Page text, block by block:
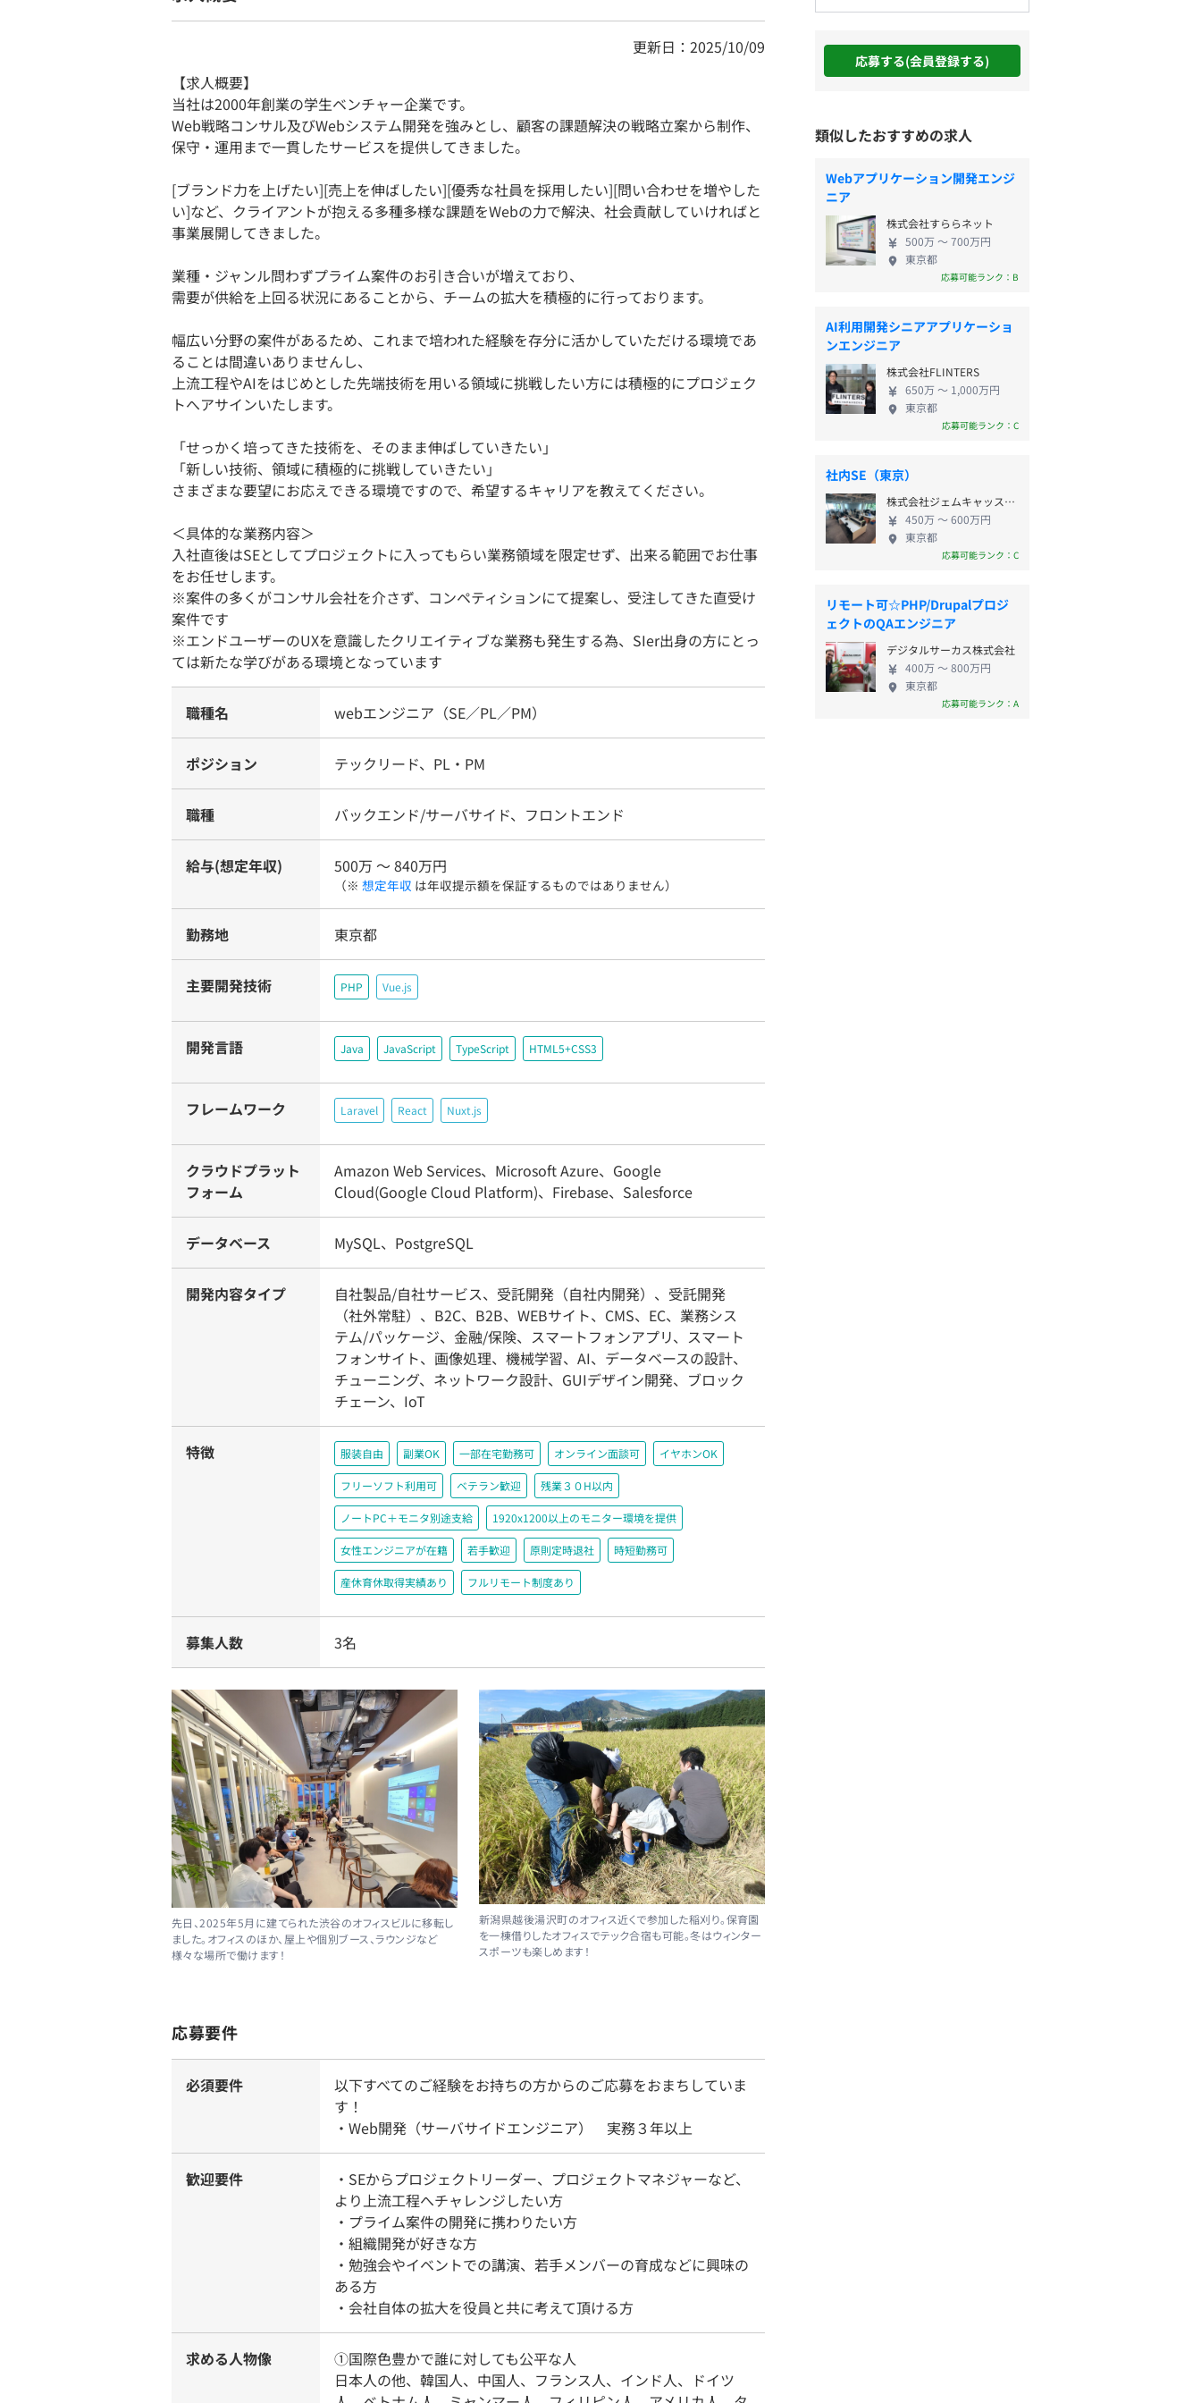
更新日：2025/10/09
【求人概要】
当社は2000年創業の学生ベンチャー企業です。
Web戦略コンサル及びWebシステム開発を強みとし、顧客の課題解決の戦略立案から制作、
保守・運用まで一貫したサービスを提供してきました。
[ブランド力を上げたい][売上を伸ばしたい][優秀な社員を採用したい][問い合わせを増やした
い]など、クライアントが抱える多種多様な課題をWebの力で解決、社会貢献していければと
事業展開してきました。
業種・ジャンル問わずプライム案件のお引き合いが増えており、
需要が供給を上回る状況にあることから、チームの拡大を積極的に行っております。
幅広い分野の案件があるため、これまで培われた経験を存分に活かしていただける環境であ
ることは間違いありませんし、
上流工程やAIをはじめとした先端技術を用いる領域に挑戦したい方には積極的にプロジェク
トへアサインいたします。
「せっかく培ってきた技術を、そのまま伸ばしていきたい」
「新しい技術、領域に積極的に挑戦していきたい」
さまざまな要望にお応えできる環境ですので、希望するキャリアを教えてください。
＜具体的な業務内容＞
入社直後はSEとしてプロジェクトに入ってもらい業務領域を限定せず、出来る範囲でお仕事
をお任せします。
※案件の多くがコンサル会社を介さず、コンペティションにて提案し、受注してきた直受け
案件です
※エンドユーザーのUXを意識したクリエイティブな業務も発生する為、SIer出身の方にとっ
ては新たな学びがある環境となっています
職種名 webエンジニア（SE／PL／PM）
ポジション テックリード、PL・PM
職種 バックエンド/サーバサイド、フロントエンド
給与(想定年収) 500万 〜 840万円
（※ 想定年収 は年収提示額を保証するものではありません）
勤務地 東京都
主要開発技術 PHP Vue.js
開発言語 Java JavaScript TypeScript HTML5+CSS3
フレームワーク Laravel React Nuxt.js
クラウドプラット
フォーム
Amazon Web Services、Microsoft Azure、Google
Cloud(Google Cloud Platform)、Firebase、Salesforce
データベース MySQL、PostgreSQL
開発内容タイプ
自社製品/自社サービス、受託開発（自社内開発）、受託開発
（社外常駐）、B2C、B2B、WEBサイト、CMS、EC、業務シス
テム/パッケージ、金融/保険、スマートフォンアプリ、スマート
フォンサイト、画像処理、機械学習、AI、データベースの設計、
チューニング、ネットワーク設計、GUIデザイン開発、ブロック
チェーン、IoT
特徴 服装自由 副業OK 一部在宅勤務可 オンライン面談可 イヤホンOK
フリーソフト利用可 ベテラン歓迎 残業３０H以内
ノートPC＋モニタ別途支給 1920x1200以上のモニター環境を提供
女性エンジニアが在籍 若手歓迎 原則定時退社 時短勤務可
産休育休取得実績あり フルリモート制度あり
募集人数 3名
先日、2025年5月に建てられた渋谷のオフィスビルに移転し
ました。オフィスのほか、屋上や個別ブース、ラウンジなど
様々な場所で働けます！
新潟県越後湯沢町のオフィス近くで参加した稲刈り。保育園
を一棟借りしたオフィスでテック合宿も可能。冬はウィンター
スポーツも楽しめます！
応募要件
必須要件
以下すべてのご経験をお持ちの方からのご応募をおまちしていま
す！
・Web開発（サーバサイドエンジニア） 実務３年以上
歓迎要件
・SEからプロジェクトリーダー、プロジェクトマネジャーなど、
より上流工程へチャレンジしたい方
・プライム案件の開発に携わりたい方
・組織開発が好きな方
・勉強会やイベントでの講演、若手メンバーの育成などに興味の
ある方
・会社自体の拡大を役員と共に考えて頂ける方
求める人物像
①国際色豊かで誰に対しても公平な人
日本人の他、韓国人、中国人、フランス人、インド人、ドイツ
応募する(会員登録する)
類似したおすすめの求人
Webアプリケーション開発エンジ
ニア
株式会社すららネット
500万 〜 700万円
東京都
応募可能ランク：B
AI利用開発シニアアプリケーショ
ンエンジニア
株式会社FLINTERS
650万 〜 1,000万円
東京都
応募可能ランク：C
社内SE（東京）
株式会社ジェムキャッスルゆきざき
450万 〜 600万円
東京都
応募可能ランク：C
リモート可☆PHP/Drupalプロジ
ェクトのQAエンジニア
デジタルサーカス株式会社
400万 〜 800万円
東京都
応募可能ランク：A